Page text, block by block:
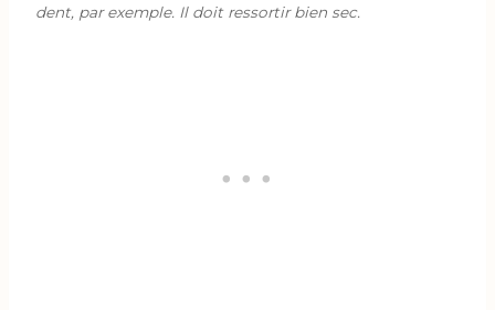
dent, par exemple. Il doit ressortir bien sec.